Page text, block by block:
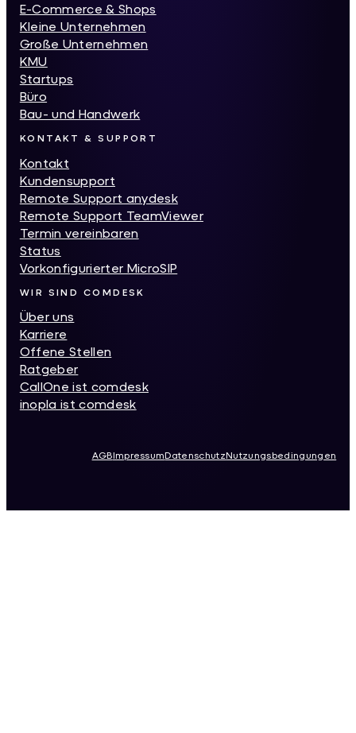
E-Commerce & Shops
Kleine Unternehmen
Große Unternehmen
KMU
Startups
Büro
Bau- und Handwerk
KONTAKT & SUPPORT
Kontakt
Kundensupport
Remote Support anydesk
Remote Support TeamViewer
Termin vereinbaren
Status
Vorkonfigurierter MicroSIP
WIR SIND COMDESK
Über uns
Karriere
Offene Stellen
Ratgeber
CallOne ist comdesk
inopla ist comdesk
AGBImpressumDatenschutzNutzungsbedingungen